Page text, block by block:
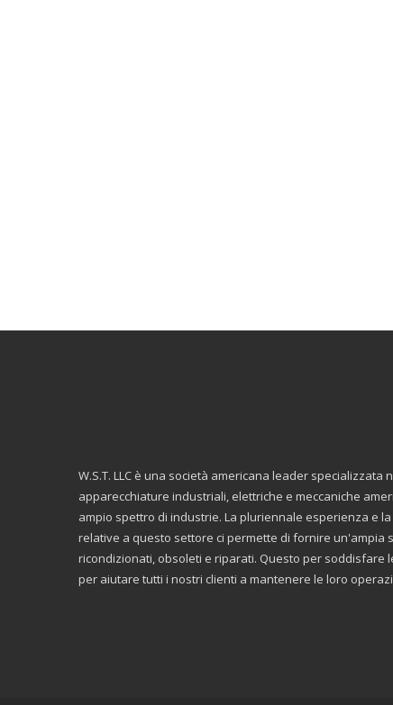
W.S.T. LLC è una società americana leader
apparecchiature industriali, elettriche e meccaniche
ampio spettro di industrie. La pluriennale esperienza e
relative a questo settore ci permette di fornire un'ampia
ricondizionati, obsoleti e riparati. Questo per soddisfare
per aiutare tutti i nostri clienti a mantenere le loro